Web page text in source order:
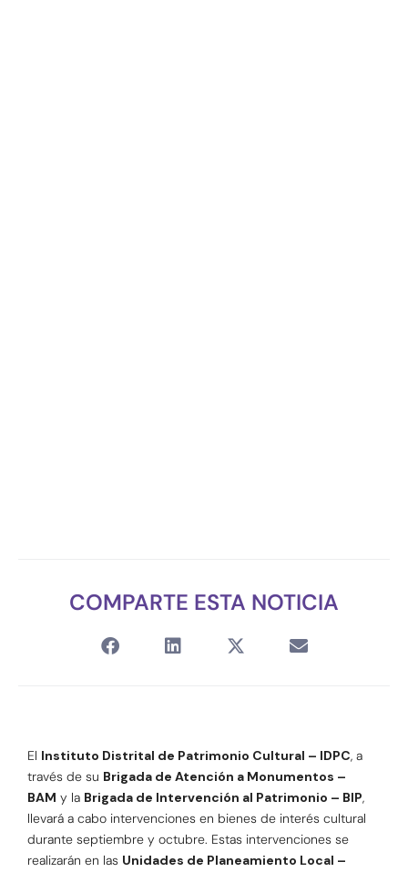
COMPARTE ESTA NOTICIA
El Instituto Distrital de Patrimonio Cultural – IDPC, a
través de su Brigada de Atención a Monumentos –
BAM y la Brigada de Intervención al Patrimonio – BIP,
llevará a cabo intervenciones en bienes de interés cultural
durante septiembre y octubre. Estas intervenciones se
realizarán en las Unidades de Planeamiento Local –